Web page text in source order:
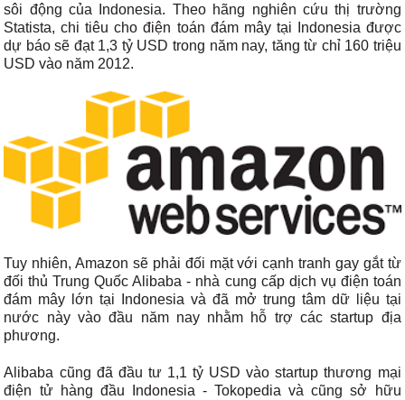
sôi động của Indonesia. Theo hãng nghiên cứu thị trường
Statista, chi tiêu cho điện toán đám mây tại Indonesia được
dự báo sẽ đạt 1,3 tỷ USD trong năm nay, tăng từ chỉ 160 triệu
USD vào năm 2012.
Tuy nhiên, Amazon sẽ phải đối mặt với cạnh tranh gay gắt từ
đối thủ Trung Quốc Alibaba - nhà cung cấp dịch vụ điện toán
đám mây lớn tại Indonesia và đã mở trung tâm dữ liệu tại
nước này vào đầu năm nay nhằm hỗ trợ các startup địa
phương.
Alibaba cũng đã đầu tư 1,1 tỷ USD vào startup thương mại
điện tử hàng đầu Indonesia - Tokopedia và cũng sở hữu